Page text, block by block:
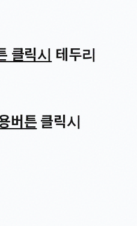
클릭시 테두리
버튼 클릭시